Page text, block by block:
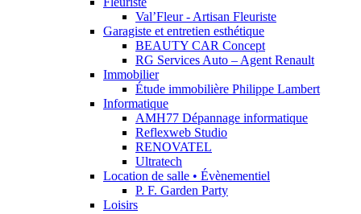
Val’Fleur - Artisan Fleuriste
Garagiste et entretien esthétique
BEAUTY CAR Concept
RG Services Auto – Agent Renault
Immobilier
Étude immobilière Philippe Lambert
Informatique
AMH77 Dépannage informatique
Reflexweb Studio
RENOVATEL
Ultratech
Location de salle • Évènementiel
P. F. Garden Party
Loisirs